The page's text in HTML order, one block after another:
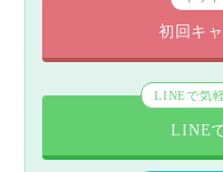
初回キ
LINEで気
LINE